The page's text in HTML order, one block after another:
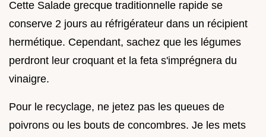
Cette Salade grecque traditionnelle rapide se
conserve 2 jours au réfrigérateur dans un récipient
hermétique. Cependant, sachez que les légumes
perdront leur croquant et la feta s'imprégnera du
vinaigre.
Pour le recyclage, ne jetez pas les queues de
poivrons ou les bouts de concombres. Je les mets